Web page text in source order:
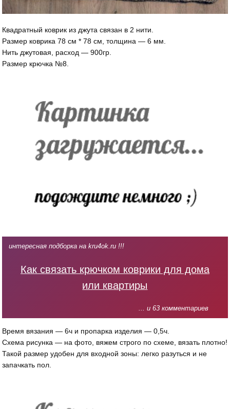
Квадратный коврик из джута связан в 2 нити.
Размер коврика 78 см * 78 см, толщина — 6 мм.
Нить джутовая, расход — 900гр.
Размер крючка №8.
интересная подборка на kru4ok.ru !!!
Как связать крючком коврики для дома
или квартиры
... и 63 комментариев
Время вязания — 6ч и пропарка изделия — 0,5ч.
Схема рисунка — на фото, вяжем строго по схеме, вязать плотно!
Такой размер удобен для входной зоны: легко разуться и не
запачкать пол.